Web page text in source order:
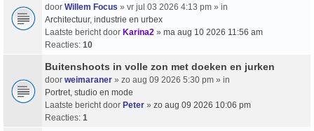
door Willem Focus » vr jul 03 2026 4:13 pm » in
Architectuur, industrie en urbex
Laatste bericht door Karina2 » ma aug 10 2026 11:56 am
Reacties: 10
Buitenshoots in volle zon met doeken en jurken
door weimaraner » zo aug 09 2026 5:30 pm » in
Portret, studio en mode
Laatste bericht door Peter » zo aug 09 2026 10:06 pm
Reacties: 1